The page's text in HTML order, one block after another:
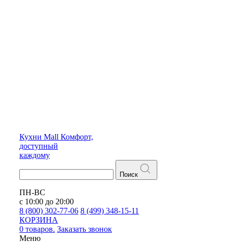
Кухни Mall Комфорт,
доступный
каждому
Поиск
ПН-ВС
с 10:00 до 20:00
8 (800) 302-77-06 8 (499) 348-15-11
КОРЗИНА
0 товаров. Заказать звонок
Меню